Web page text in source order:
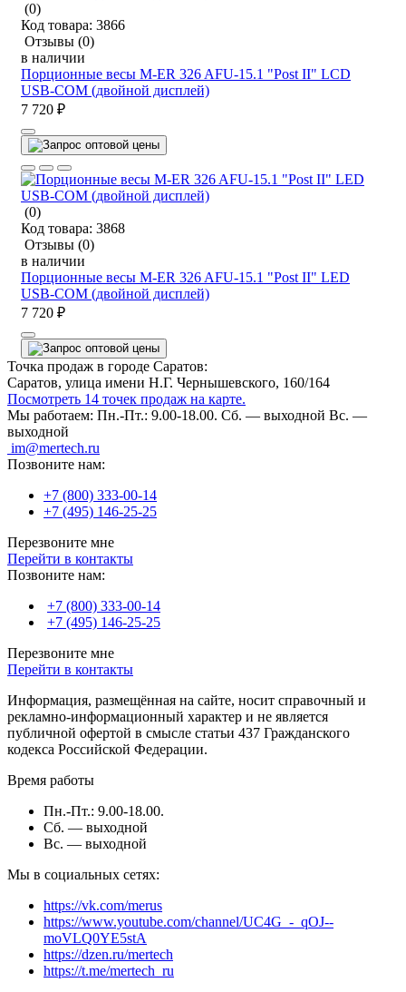
(0)
Код товара: 3866
Отзывы (0)
в наличии
Порционные весы M-ER 326 AFU-15.1 "Post II" LCD
USB-COM (двойной дисплей)
7 720 ₽
(0)
Код товара: 3868
Отзывы (0)
в наличии
Порционные весы M-ER 326 AFU-15.1 "Post II" LED
USB-COM (двойной дисплей)
7 720 ₽
Точка продаж в городе Саратов:
Саратов, улица имени Н.Г. Чернышевского, 160/164
Посмотреть 14 точек продаж на карте.
Мы работаем: Пн.-Пт.: 9.00-18.00. Сб. — выходной Вс. —
выходной
im@mertech.ru
Позвоните нам:
+7 (800) 333-00-14
+7 (495) 146-25-25
Перезвоните мне
Перейти в контакты
Позвоните нам:
+7 (800) 333-00-14
+7 (495) 146-25-25
Перезвоните мне
Перейти в контакты
Информация, размещённая на сайте, носит справочный и
рекламно-информационный характер и не является
публичной офертой в смысле статьи 437 Гражданского
кодекса Российской Федерации.
Время работы
Пн.-Пт.: 9.00-18.00.
Сб. — выходной
Вс. — выходной
Мы в социальных сетях:
https://vk.com/merus
https://www.youtube.com/channel/UC4G_-_qOJ--
moVLQ0YE5stA
https://dzen.ru/mertech
https://t.me/mertech_ru